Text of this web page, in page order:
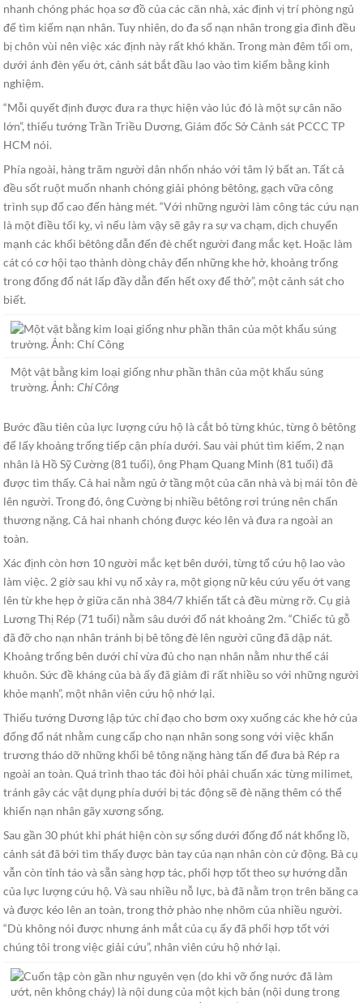
nhanh chóng phác họa sơ đồ của các căn nhà, xác định vị trí phòng ngủ
để tìm kiếm nạn nhân. Tuy nhiên, do đa số nạn nhân trong gia đình đều
bị chôn vùi nên việc xác định này rất khó khăn. Trong màn đêm tối om,
dưới ánh đèn yếu ớt, cảnh sát bắt đầu lao vào tìm kiếm bằng kinh
nghiệm.
“Mỗi quyết định được đưa ra thực hiện vào lúc đó là một sự cân não
lớn”, thiếu tướng Trần Triều Dương, Giám đốc Sở Cảnh sát PCCC TP
HCM nói.
Phía ngoài, hàng trăm người dân nhốn nháo với tâm lý bất an. Tất cả
đều sốt ruột muốn nhanh chóng giải phóng bêtông, gạch vữa công
trình sụp đổ cao đến hàng mét. “Với những người làm công tác cứu nạn
là một điều tối kỵ, vì nếu làm vậy sẽ gây ra sự va chạm, dịch chuyển
mạnh các khối bêtông dẫn đến đè chết người đang mắc kẹt. Hoặc làm
cát có cơ hội tạo thành dòng chảy đến những khe hở, khoảng trống
trong đống đổ nát lấp đầy dẫn đến hết oxy để thở”, một cảnh sát cho
biết.
Một vật bằng kim loại giống như phần thân của một khẩu súng
trường. Ảnh:Chí Công
Bước đầu tiên của lực lượng cứu hộ là cắt bỏ từng khúc, từng ô bêtông
để lấy khoảng trống tiếp cận phía dưới. Sau vài phút tìm kiếm, 2 nạn
nhân là Hồ Sỹ Cường (81 tuổi), ông Phạm Quang Minh (81 tuổi) đã
được tìm thấy. Cả hai nằm ngủ ở tầng một của căn nhà và bị mái tôn đè
lên người. Trong đó, ông Cường bị nhiều bêtông rơi trúng nên chấn
thương nặng. Cả hai nhanh chóng được kéo lên và đưa ra ngoài an
toàn.
Xác định còn hơn 10 người mắc kẹt bên dưới, từng tổ cứu hộ lao vào
làm việc. 2 giờ sau khi vụ nổ xảy ra, một giọng nữ kêu cứu yếu ớt vang
lên từ khe hẹp ở giữa căn nhà 384/7 khiến tất cả đều mừng rỡ. Cụ già
Lương Thị Rép (71 tuổi) nằm sâu dưới đổ nát khoảng 2m. “Chiếc tủ gỗ
đã đỡ cho nạn nhân tránh bị bê tông đè lên người cũng đã dập nát.
Khoảng trống bên dưới chỉ vừa đủ cho nạn nhân nằm như thể cái
khuôn. Sức đề kháng của bà ấy đã giảm đi rất nhiều so với những người
khỏe mạnh”, một nhân viên cứu hộ nhớ lại.
Thiếu tướng Dương lập tức chỉ đạo cho bơm oxy xuống các khe hở của
đống đổ nát nhằm cung cấp cho nạn nhân song song với việc khẩn
trương tháo dỡ những khối bê tông nặng hàng tấn để đưa bà Rép ra
ngoài an toàn. Quá trình thao tác đòi hỏi phải chuẩn xác từng milimet,
tránh gây các vật dụng phía dưới bị tác động sẽ đè nặng thêm có thể
khiến nạn nhân gãy xương sống.
Sau gần 30 phút khi phát hiện còn sự sống dưới đống đổ nát khổng lồ,
cảnh sát đã bới tìm thấy được bàn tay của nạn nhân còn cử động. Bà cụ
vẫn còn tỉnh táo và sẵn sàng hợp tác, phối hợp tốt theo sự hướng dẫn
của lực lượng cứu hộ. Và sau nhiều nỗ lực, bà đã nằm trọn trên băng ca
và được kéo lên an toàn, trong thở phào nhẹ nhõm của nhiều người.
“Dù không nói được nhưng ánh mắt của cụ ấy đã phối hợp tốt với
chúng tôi trong việc giải cứu”, nhân viên cứu hộ nhớ lại.